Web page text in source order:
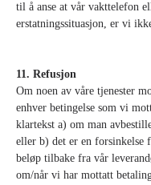
til å anse at vår vakttelefon
erstatningssituasjon, er vi
11. Refusjon
Om noen av våre tjenester
enhver betingelse som vi
klartekst a) om man
eller b) det er en forsinkelse
beløp tilbake fra vår
om/når vi har mottatt